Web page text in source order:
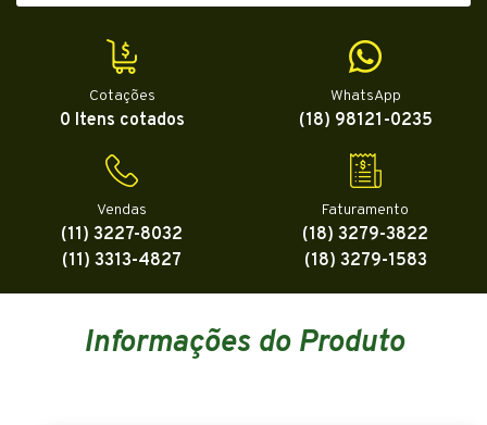
Cotações
0 Itens cotados
WhatsApp
(18) 98121-0235
Vendas
(11) 3227-8032
(11) 3313-4827
Faturamento
(18) 3279-3822
(18) 3279-1583
Informações do Produto